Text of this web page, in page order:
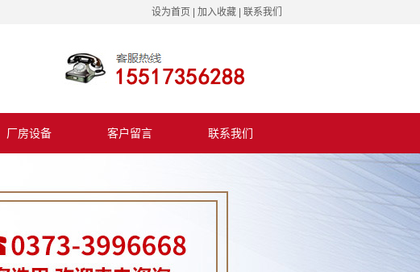
设为首页 加入收藏 联系我们
厂房设备 客户留言 联系我们